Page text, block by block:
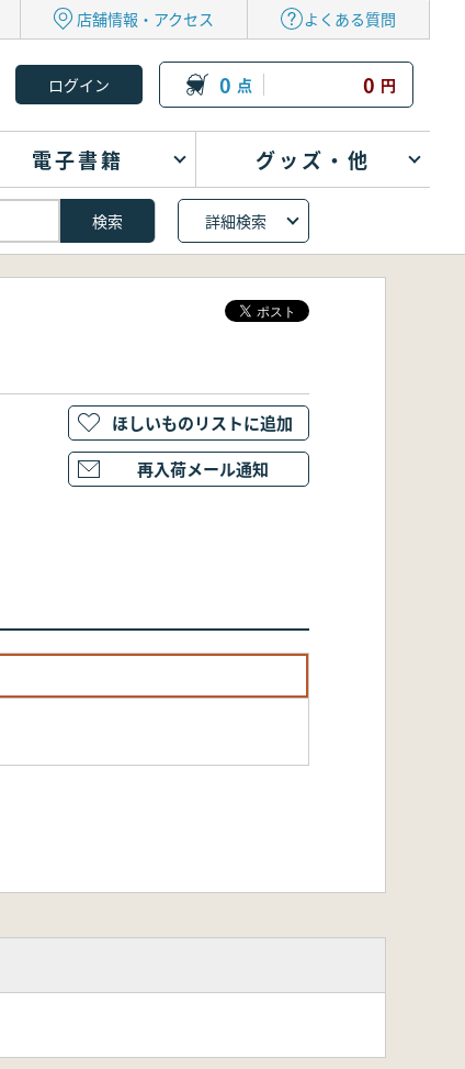
店舗情報・アクセス よくある質問
0 点 0 円
電子書籍 グッズ・他
詳細検索
ほしいものリストに追加
再入荷メール通知